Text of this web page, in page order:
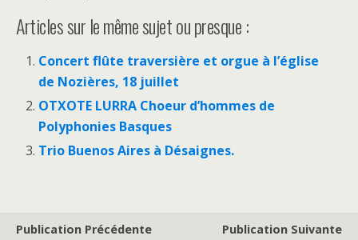
Articles sur le même sujet ou presque :
Concert flûte traversière et orgue à l’église
de Nozières, 18 juillet
OTXOTE LURRA Choeur d’hommes de
Polyphonies Basques
Trio Buenos Aires à Désaignes.
Publication Précédente
Publication Suivante